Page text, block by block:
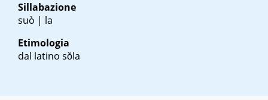
Sillabazione
suò | la
Etimologia
dal latino sŏla